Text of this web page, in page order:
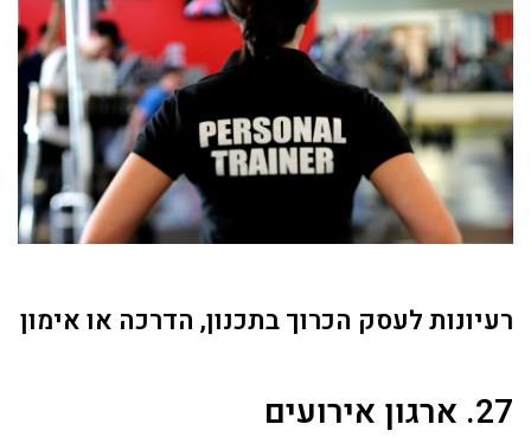
רעיונות לעסק הכרוך בתכנון, הדרכה או אימון
27. ארגון אירועים